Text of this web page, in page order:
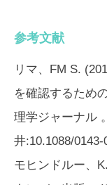
参考文献
リマ、FM S.
を確認するため
理学ジャーナル
井:10.1088/0143-
モヒンドルー、